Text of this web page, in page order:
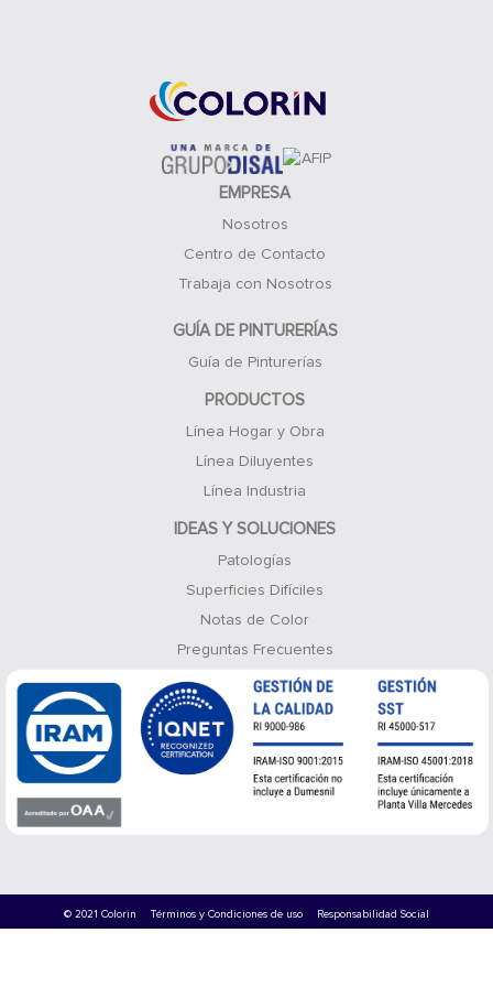
EMPRESA
Nosotros
Centro de Contacto
Trabaja con Nosotros
GUÍA DE PINTURERÍAS
Guía de Pinturerías
PRODUCTOS
Línea Hogar y Obra
Línea Diluyentes
Línea Industria
IDEAS Y SOLUCIONES
Patologías
Superficies Difíciles
Notas de Color
Preguntas Frecuentes
© 2021 Colorin Términos y Condiciones de uso Responsabilidad Social